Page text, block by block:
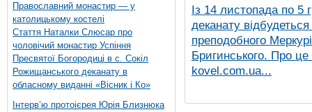
Православний монастир — у
католицькому костелі
Стаття Наталки Слюсар про
чоловічий монастир Успіння
Пресвятої Богородиці в с. Сокіл
Рожищанського деканату в
обласному виданні «Вісник і Ко»
Інтерв’ю протоієрея Юрія Близнюка
Із 14 листопада по 5
деканату
преподобного
Бригинського. Про
kovel.com.ua...